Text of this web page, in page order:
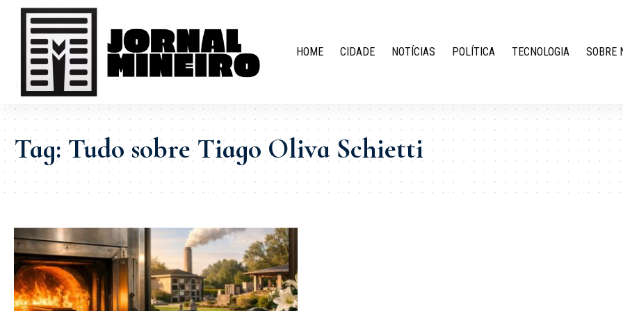
HOME CIDADE NOTÍCIAS POLÍTICA TECNOLOGIA SOBRE
Tag:Tudo sobre Tiago Oliva Schietti